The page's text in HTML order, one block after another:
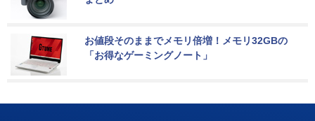
お値段そのままでメモリ倍増！メモリ32GBの
「お得なゲーミングノート」